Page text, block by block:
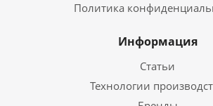
Политика
Информация
Статьи
Технологии